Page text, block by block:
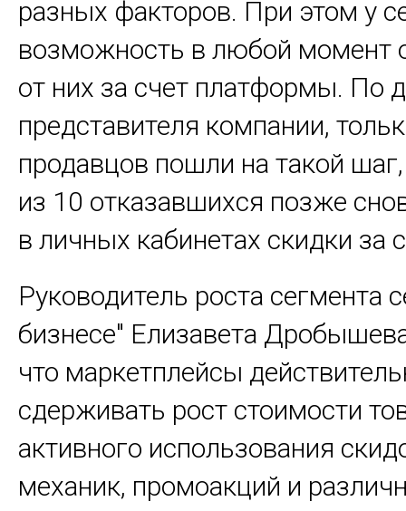
разных факторов. При этом у
возможность в любой момент
от них за счет платформы. По
представителя компании,
продавцов пошли на такой
из 10 отказавшихся позже
в личных кабинетах скидки за
Руководитель роста сегмента
бизнесе" Елизавета
что маркетплейсы
сдерживать рост стоимости
активного использования
механик, промоакций и